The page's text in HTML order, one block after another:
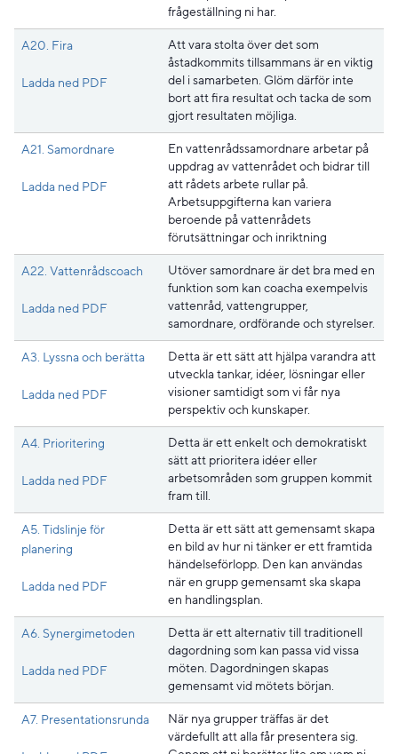
frågeställning ni har.
A20. Fira
Ladda ned PDFPdf, 214.4 kB, öppnas i nytt fönster.
Att vara stolta över det som
åstadkommits tillsammans är en viktig
del i samarbeten. Glöm därför inte
bort att fira resultat och tacka de som
gjort resultaten möjliga.
A21. Samordnare
Ladda ned PDFPdf, 179.9 kB, öppnas i nytt fönster.
En vattenrådssamordnare arbetar på
uppdrag av vattenrådet och bidrar till
att rådets arbete rullar på.
Arbetsuppgifterna kan variera
beroende på vattenrådets
förutsättningar och inriktning
A22. Vattenrådscoach
Ladda ned PDFPdf, 172 kB, öppnas i nytt fönster.
Utöver samordnare är det bra med en
funktion som kan coacha exempelvis
vattenråd, vattengrupper,
samordnare, ordförande och styrelser.
A3. Lyssna och berätta
Ladda ned PDFPdf, 179.2 kB, öppnas i nytt fönster.
Detta är ett sätt att hjälpa varandra att
utveckla tankar, idéer, lösningar eller
visioner samtidigt som vi får nya
perspektiv och kunskaper.
A4. Prioritering
Ladda ned PDFPdf, 190.7 kB, öppnas i nytt fönster.
Detta är ett enkelt och demokratiskt
sätt att prioritera idéer eller
arbetsområden som gruppen kommit
fram till.
A5. Tidslinje för
planering
Ladda ned PDFPdf, 178.4 kB, öppnas i nytt fönster.
Detta är ett sätt att gemensamt skapa
en bild av hur ni tänker er ett framtida
händelseförlopp. Den kan användas
när en grupp gemensamt ska skapa
en handlingsplan.
A6. Synergimetoden
Ladda ned PDFPdf, 132.7 kB, öppnas i nytt fönster.
Detta är ett alternativ till traditionell
dagordning som kan passa vid vissa
möten. Dagordningen skapas
gemensamt vid mötets början.
A7. Presentationsrunda
När nya grupper träffas är det
värdefullt att alla får presentera sig.